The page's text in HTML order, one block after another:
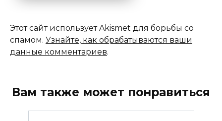
Этот сайт использует Akismet для борьбы со
спамом. Узнайте, как обрабатываются ваши
данные комментариев.
Вам также может понравиться